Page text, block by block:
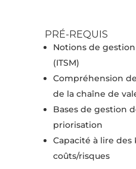
PRÉ-REQUIS
Notions de
(ITSM)
Compréhension
de la chaîne de
Bases de gestion
priorisation
Capacité à lire des
coûts/risques